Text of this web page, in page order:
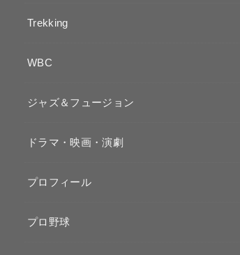
Trekking
WBC
ジャズ＆フュージョン
ドラマ・映画・演劇
プロフィール
プロ野球